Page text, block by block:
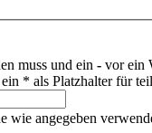
muss und ein - vor ein
* als Platzhalter für
wie angegeben